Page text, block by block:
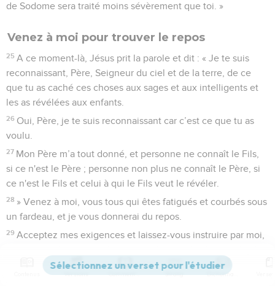
de Sodome sera traité moins sévèrement que toi. »
Venez à moi pour trouver le repos
25 A ce moment-là, Jésus prit la parole et dit : « Je te suis
reconnaissant, Père, Seigneur du ciel et de la terre, de ce
que tu as caché ces choses aux sages et aux intelligents et
les as révélées aux enfants.
26 Oui, Père, je te suis reconnaissant car c’est ce que tu as
voulu.
27 Mon Père m’a tout donné, et personne ne connaît le Fils,
si ce n'est le Père ; personne non plus ne connaît le Père, si
ce n'est le Fils et celui à qui le Fils veut le révéler.
28 » Venez à moi, vous tous qui êtes fatigués et courbés sous
un fardeau, et je vous donnerai du repos.
29 Acceptez mes exigences et laissez-vous instruire par moi,
repos pour votre âme.
Versions Commentaires Strong